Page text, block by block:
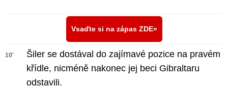
Vsaďte si na zápas ZDE
10'
Šiler se dostával do zajímavé pozice na pravém
křídle, nicméně nakonec jej beci Gibraltaru
odstavili.